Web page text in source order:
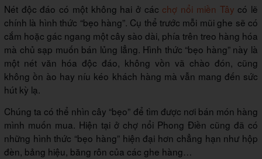
Nét độc đáo có một không hai ở các chợ nổi miền Tây có lẽ
chính là hình thức “bẹo hàng”. Cụ thể trước mỗi mũi ghe sẽ có
cắm hoặc gác ngang một cây sào dài, phía trên treo hàng hóa
mà chủ sạp muốn bán lủng lẳng. Hình thức “bẹo hàng” này là
một nét văn hóa độc đáo, không vồn vã chào đón, cũng
không ồn ào hay níu kéo khách hàng mà vẫn mang đến sức
hút kỳ lạ.
Chúng ta có thể nhìn cây “bẹo” để tìm được nơi bán món hàng
mình muốn mua. Hiện tại ở chợ nổi Phong Điền cũng đã có
những hình thức “bẹo hàng” hiện đại hơn chẳng hạn như hộp
đèn, bảng hiệu, băng rôn của các ghe hàng…